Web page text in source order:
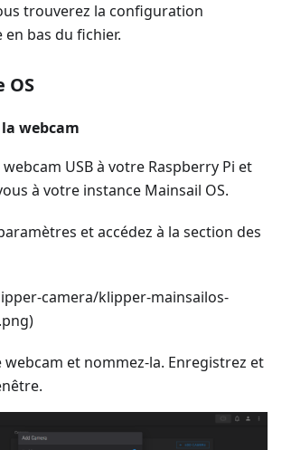
trouverez la configuration
bas du fichier.
OS
webcam
USB à votre Raspberry Pi et
à votre instance Mainsail OS.
et accédez à la section des
camera/klipper-mainsailos-
webcam et nommez-la. Enregistrez et